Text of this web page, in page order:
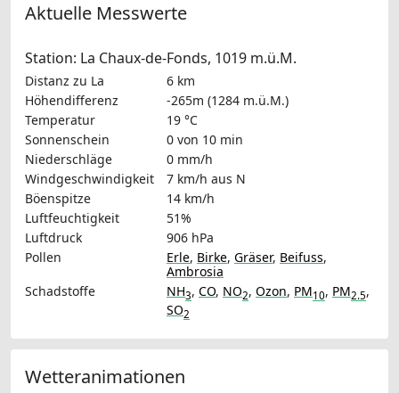
Aktuelle Messwerte
Station: La Chaux-de-Fonds, 1019 m.ü.M.
Distanz zu La
6 km
Höhendifferenz
-265m (1284 m.ü.M.)
Temperatur
19 °C
Sonnenschein
0 von 10 min
Niederschläge
0 mm/h
Windgeschwindigkeit
7 km/h aus N
Böenspitze
14 km/h
Luftfeuchtigkeit
51%
Luftdruck
906 hPa
Pollen
Erle, Birke, Gräser, Beifuss,
Ambrosia
Schadstoffe
NH3, CO, NO2, Ozon, PM10, PM2.5,
SO2
Wetteranimationen